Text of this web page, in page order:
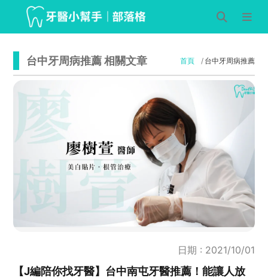
台中牙周病推薦 相關文章 首頁 台中牙周病推薦
日期 : 2021/10/01
【J編陪你找牙醫】台中南屯牙醫推薦！能讓人放